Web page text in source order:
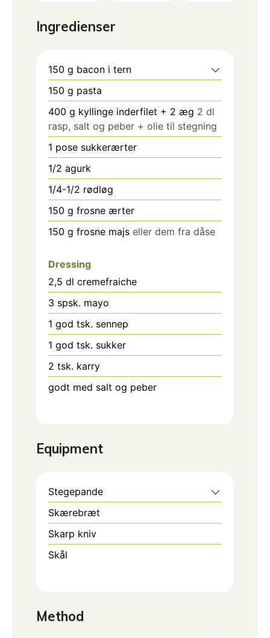
Ingredienser
150 g bacon i tern
150 g pasta
400 g kyllinge inderfilet + 2 æg 2 dl
rasp, salt og peber + olie til stegning
1 pose sukkerærter
1/2 agurk
1/4-1/2 rødløg
150 g frosne ærter
150 g frosne majs eller dem fra dåse
Dressing
2,5 dl cremefraiche
3 spsk. mayo
1 god tsk. sennep
1 god tsk. sukker
2 tsk. karry
godt med salt og peber
Equipment
Stegepande
Skærebræt
Skarp kniv
Skål
Method